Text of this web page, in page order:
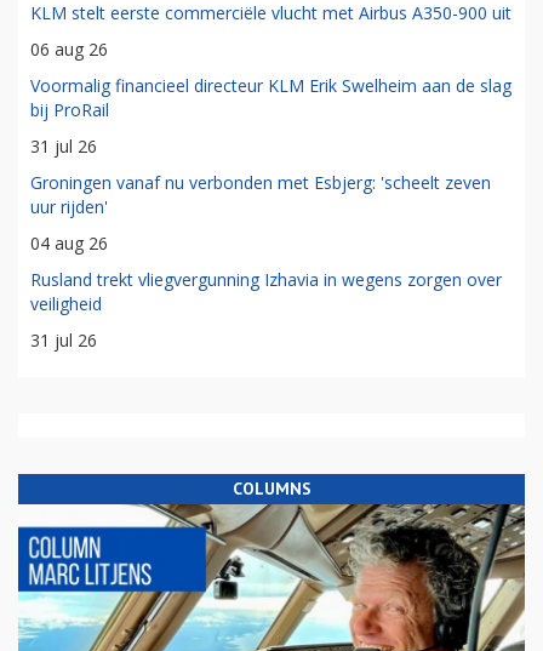
KLM stelt eerste commerciële vlucht met Airbus A350-900 uit
06 aug 26
Voormalig financieel directeur KLM Erik Swelheim aan de slag
bij ProRail
31 jul 26
Groningen vanaf nu verbonden met Esbjerg: 'scheelt zeven
uur rijden'
04 aug 26
Rusland trekt vliegvergunning Izhavia in wegens zorgen over
veiligheid
31 jul 26
COLUMNS